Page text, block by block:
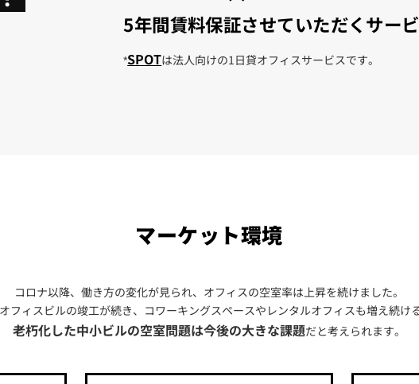
5年間賃料保証させていただくサービ
*SPOTは法人向けの1日貸オフィスサービスです。
マーケット環境
コロナ以降、働き方の変化が見られ、オフィスの空室率は上昇を続けました。
フィスビルの竣工が続き、コワーキングスペースやレンタルオフィスも増え続け
老朽化した中小ビルの空室問題は今後の大きな課題だと考えられます。